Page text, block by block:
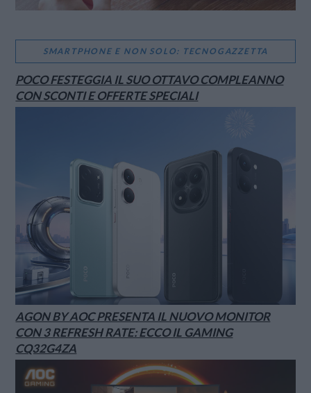
SMARTPHONE E NON SOLO: TECNOGAZZETTA
POCO FESTEGGIA IL SUO OTTAVO COMPLEANNO
CON SCONTI E OFFERTE SPECIALI
AGON BY AOC PRESENTA IL NUOVO MONITOR
CON 3 REFRESH RATE: ECCO IL GAMING
CQ32G4ZA